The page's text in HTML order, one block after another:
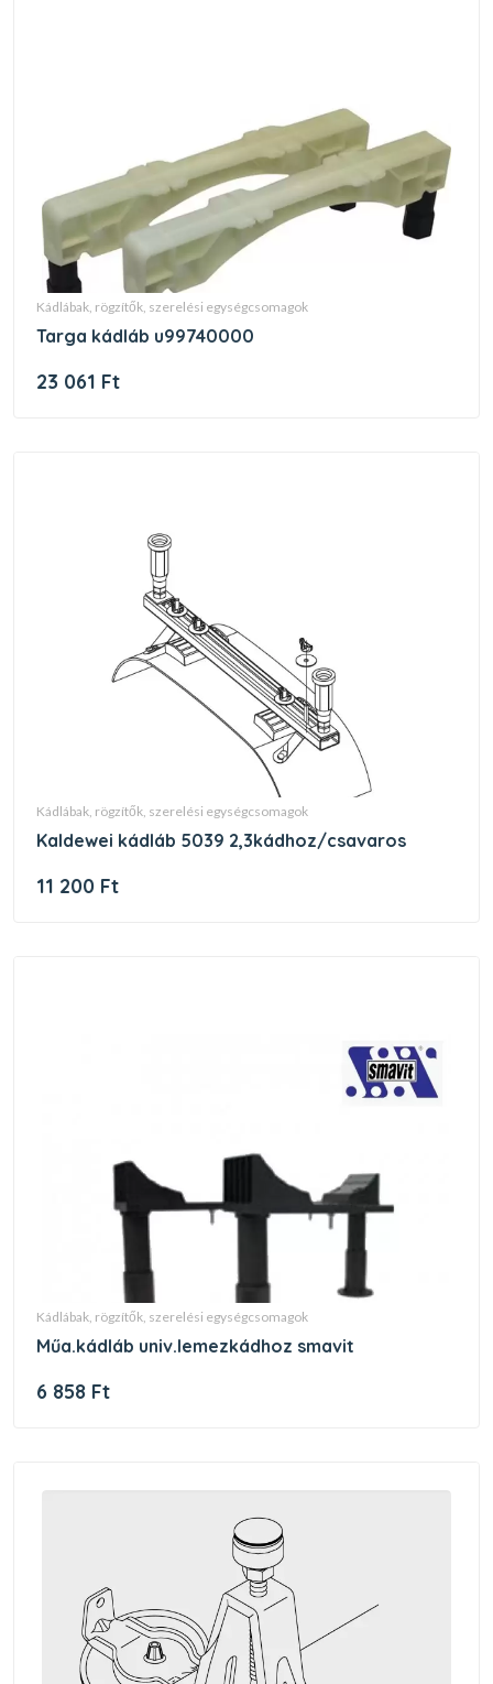
kádlábak, rögzítők, szerelési egységcsomagok
targa kádláb u99740000
23 061 Ft
kádlábak, rögzítők, szerelési egységcsomagok
kaldewei kádláb 5039 2,3kádhoz/csavaros
11 200 Ft
kádlábak, rögzítők, szerelési egységcsomagok
műa.kádláb univ.lemezkádhoz smavit
6 858 Ft